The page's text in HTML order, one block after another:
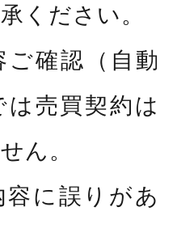
ください。
ご確認（自動
売買契約は
ん。
に誤りがあ